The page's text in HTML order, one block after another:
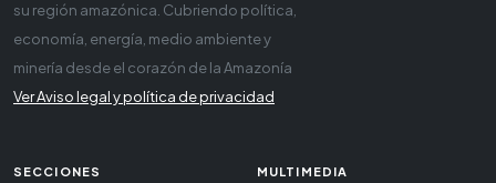
su región amazónica. Cubriendo política,
economía, energía, medio ambiente y
minería desde el corazón de la Amazonía
Ver Aviso legal y política de privacidad
SECCIONES MULTIMEDIA